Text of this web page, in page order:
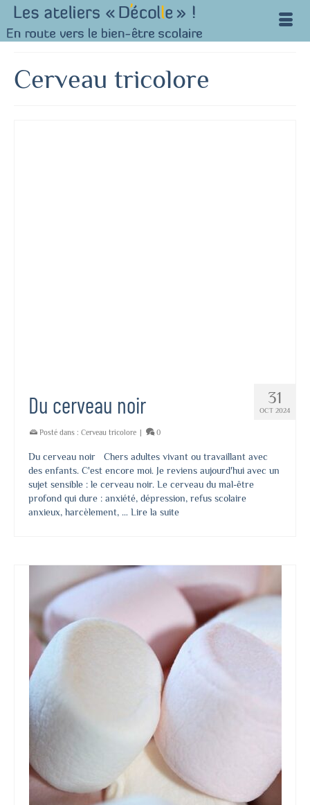
Cerveau tricolore
31
OCT 2024
Du cerveau noir
Posté dans : Cerveau tricolore | 0
Du cerveau noir Chers adultes vivant ou travaillant avec
des enfants. C'est encore moi. Je reviens aujourd'hui avec un
sujet sensible : le cerveau noir. Le cerveau du mal-être
profond qui dure : anxiété, dépression, refus scolaire
anxieux, harcèlement, … Lire la suite